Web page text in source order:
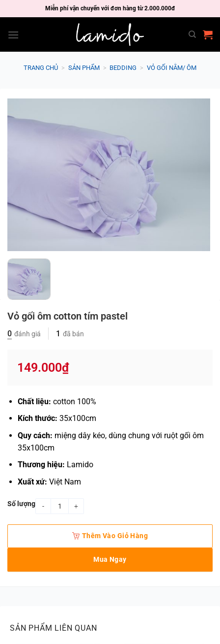
to
content
Miễn phí vận chuyển với đơn hàng từ 2.000.000đ
TRANG CHỦ > SẢN PHẨM > BEDDING > VỎ GỐI NẰM/ ÔM
Vỏ gối ôm cotton tím pastel
0 đánh giá 1 đã bán
149.000₫
Chất liệu: cotton 100%
Kích thước: 35x100cm
Quy cách: miệng dây kéo, dùng chung với ruột gối ôm
35x100cm
Thương hiệu: Lamido
Xuất xứ: Việt Nam
Số lượng
Vỏ gối ôm cotton tím pastel quantity
Thêm Vào Giỏ Hàng
Mua Ngay
SẢN PHẨM LIÊN QUAN